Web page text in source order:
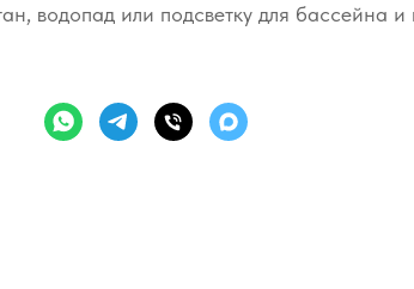
водопад или подсветку для бассейна и